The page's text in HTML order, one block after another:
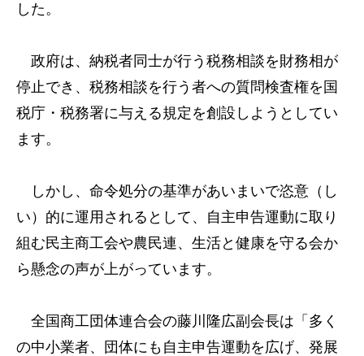
した。
政府は、納税者同士が行う税務相談を財務相が
停止でき、税務相談を行う者への質問検査権を国
税庁・税務署に与える規定を創設しようとしてい
ます。
しかし、命令処分の基準があいまいで恣意（し
い）的に運用されるとして、自主申告運動に取り
組む民主商工会や農民連、生活と健康を守る会か
ら懸念の声が上がっています。
全国商工団体連合会の藤川隆広副会長は「多く
の中小業者、団体にも自主申告運動を広げ、発展